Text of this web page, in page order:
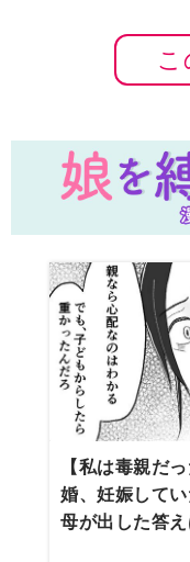
こ
【私は毒親だ
婚、妊娠して
母が出した答